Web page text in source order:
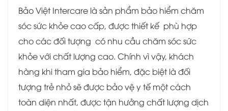
Bảo Việt Intercare là sản phẩm bảo hiểm chăm
sóc sức khỏe cao cấp, được thiết kế phù hợp
cho các đối tượng có nhu cầu chăm sóc sức
khỏe với chất lượng cao. Chính vì vậy, khách
hàng khi tham gia bảo hiểm, đặc biệt là đối
tượng trẻ nhỏ sẽ được bảo vệ y tế một cách
toàn diện nhất, được tận hưởng chất lượng dịch